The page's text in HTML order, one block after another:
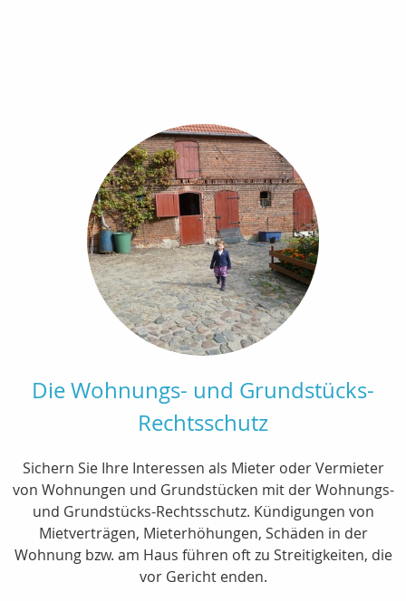
Die Wohnungs- und Grundstücks-
Rechtsschutz
Sichern Sie Ihre Interessen als Mieter oder Vermieter
von Wohnungen und Grundstücken mit der Wohnungs-
und Grundstücks-Rechtsschutz. Kündigungen von
Mietverträgen, Mieterhöhungen, Schäden in der
Wohnung bzw. am Haus führen oft zu Streitigkeiten, die
vor Gericht enden.